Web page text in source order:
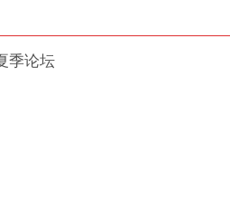
季论坛